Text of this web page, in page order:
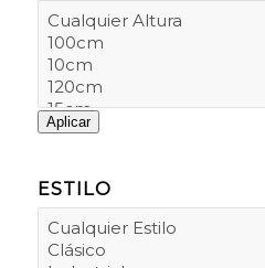
Aplicar
ESTILO